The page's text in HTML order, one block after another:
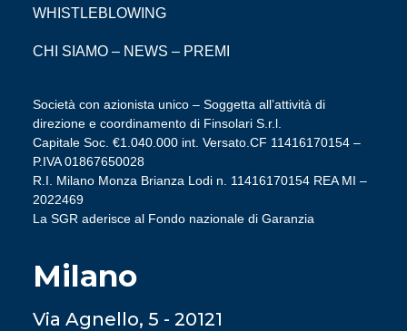
WHISTLEBLOWING
CHI SIAMO – NEWS – PREMI
Società con azionista unico – Soggetta all’attività di
direzione e coordinamento di Finsolari S.r.l.
Capitale Soc. €1.040.000 int. Versato.CF 11416170154 –
P.IVA 01867650028
R.I. Milano Monza Brianza Lodi n. 11416170154 REA MI –
2022469
La SGR aderisce al Fondo nazionale di Garanzia
Milano
Via Agnello, 5 - 20121